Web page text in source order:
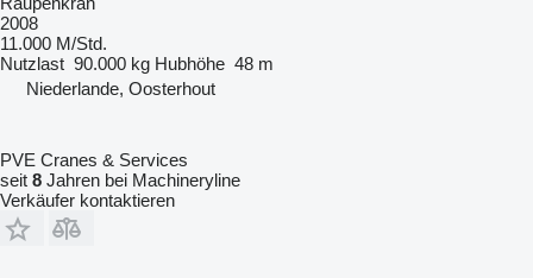
2008
11.000 M/Std.
Nutzlast 90.000 kg Hubhöhe 48 m
Niederlande, Oosterhout
PVE Cranes & Services
seit 8 Jahren bei Machineryline
Verkäufer kontaktieren